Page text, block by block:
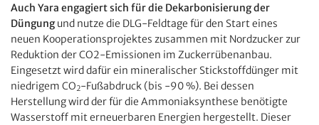
Auch Yara engagiert sich für die Dekarbonisierung der
Düngungund nutze die DLG-Feldtage für den Start eines
neuen Kooperationsprojektes zusammen mit Nordzucker zur
Reduktion der CO2-Emissionen im Zuckerrübenanbau.
Eingesetzt wird dafür ein mineralischer Stickstoffdünger mit
niedrigem CO2-Fußabdruck (bis -90 %). Bei dessen
Herstellung wird der für die Ammoniaksynthese benötigte
Wasserstoff mit erneuerbaren Energien hergestellt. Dieser